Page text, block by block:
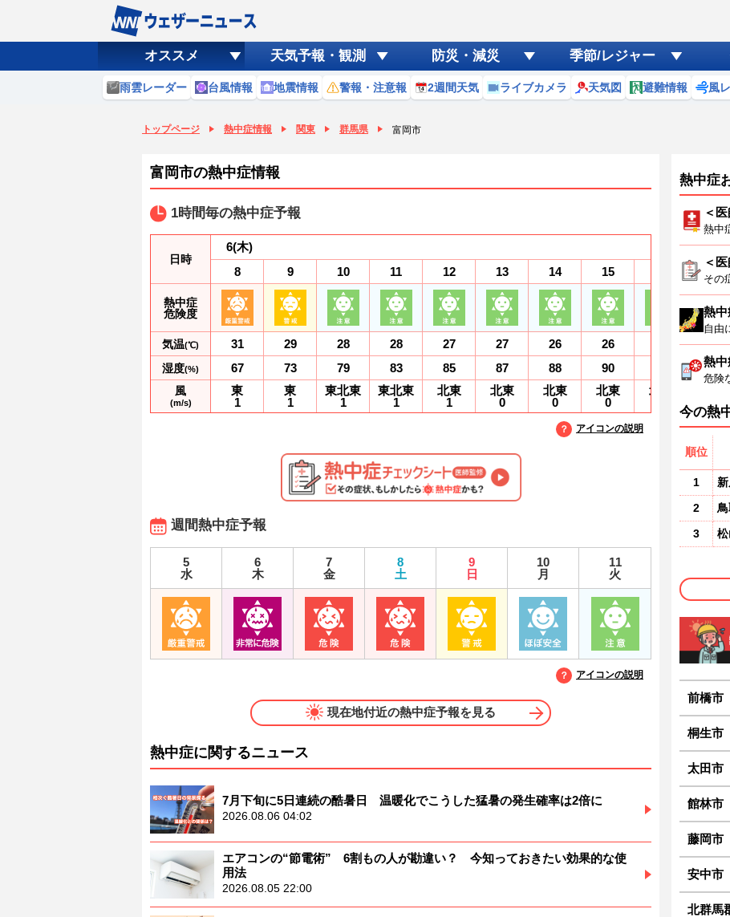
オススメ 天気予報・観測 防災・減災 季節/レジャー
雨雲レーダー 台風情報 地震情報 警報・注意報 2週間天気 ライブカメラ 天気図 避難情報 風
トップページ 熱中症情報 関東 群馬県 富岡市
富岡市の熱中症情報
1時間毎の熱中症予報
日時
熱中症
危険度
気温(℃)
湿度(%)
風
(m/s)
6(木)
8
31
67
東
1
9
29
73
東
1
10
28
79
東北東
1
11
28
83
東北東
1
12
27
85
北東
1
13
27
87
北東
0
14
26
88
北東
0
15
26
90
北東
0
北東
17
25
93
0
アイコンの説明
週間熱中症予報
5
水
6
木
7
金
8
土
9
日
10
月
11
火
アイコンの説明
現在地付近の熱中症予報を見る
熱中症に関するニュース
7月下旬に5日連続の酷暑日 温暖化でこうした猛暑の発生確率は2倍に
2026.08.06 04:02
エアコンの“節電術” 6割もの人が勘違い？ 今知っておきたい効果的な使
用法
2026.08.05 22:00
熱中症
＜
熱中
＜
その
熱
自由
熱中
危険
今の熱
順位
1
2
3
前橋市
桐生市
太田市
館林市
藤岡市
安中市
北群馬